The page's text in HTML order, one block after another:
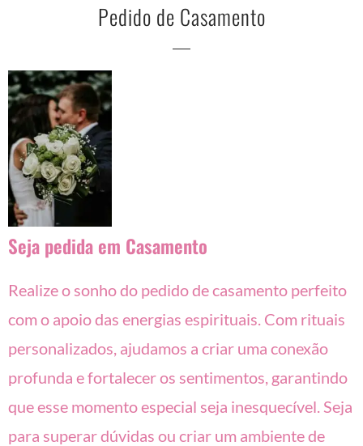
Pedido de Casamento
Seja pedida em Casamento
Realize o sonho do pedido de casamento perfeito
com o apoio das energias espirituais. Com rituais
personalizados, ajudamos a criar uma conexão
profunda e fortalecer os sentimentos, garantindo
que esse momento especial seja inesquecível. Seja
para superar dúvidas ou criar um ambiente de